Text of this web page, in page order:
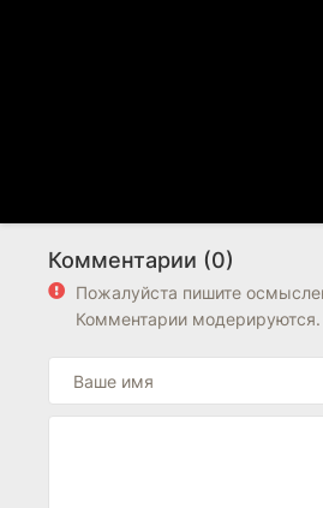
Комментарии (0)
Пожалуйста пишите
Комментарии модерируются.